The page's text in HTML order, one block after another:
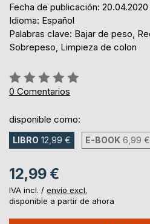
Fecha de publicación: 20.04.2020
Idioma: Español
Palabras clave: Bajar de peso,
Sobrepeso, Limpieza de colon
Rating:
0%
0 Comentarios
disponible como:
LIBRO 12,99 € E-BOOK 6,99 €
12,99 €
IVA incl. / envío excl.
disponible a partir de ahora